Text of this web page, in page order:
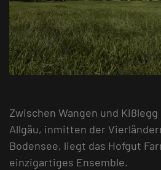
Zwischen Wangen und
Allgäu, inmitten der
Bodensee, liegt das Hofgut
einzigartiges Ensemble.